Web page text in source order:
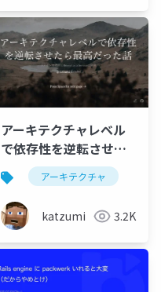
教科書
langchain architecutre
アーキテクチャレベル
で依存性を逆転させた
ら最高だった話 -
Slidev
アーキテクチャ
katzumi 3.2K